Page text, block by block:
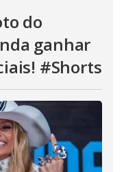
do
ganhar
#Shorts